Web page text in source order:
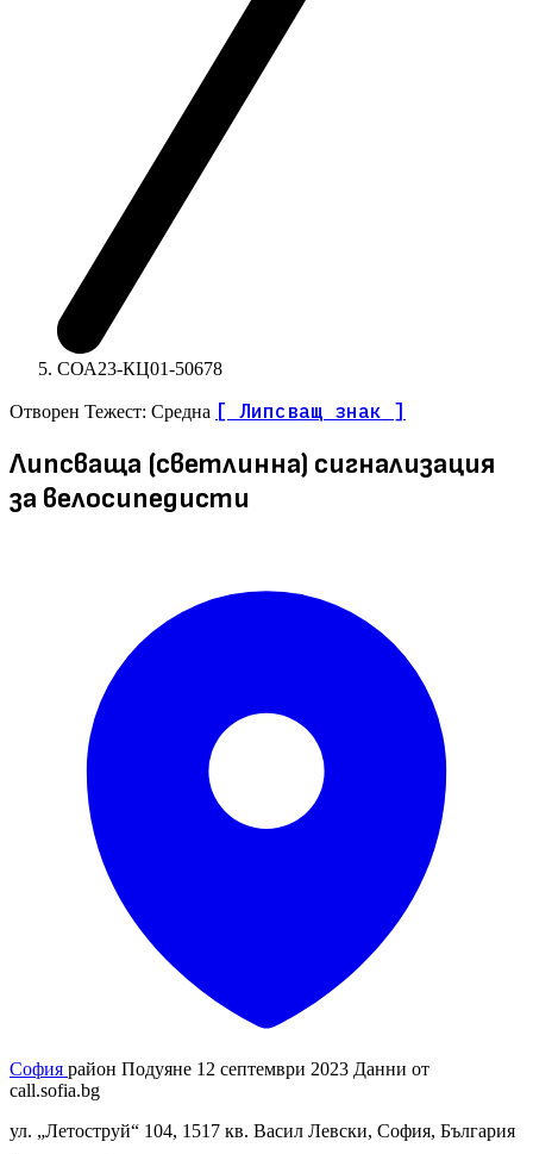
СОА23-КЦ01-50678
Отворен Тежест: Средна [ Липсващ знак ]
Липсваща (светлинна) сигнализация
за велосипедисти
София район Подуяне 12 септември 2023 Данни от
call.sofia.bg
ул. „Летоструй“ 104, 1517 кв. Васил Левски, София, България